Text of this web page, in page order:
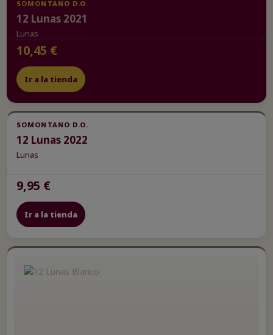
SOMONTANO D.O.
12 Lunas 2021
Lunas
10,45 €
Ir a la tienda
SOMONTANO D.O.
12 Lunas 2022
Lunas
9,95 €
Ir a la tienda